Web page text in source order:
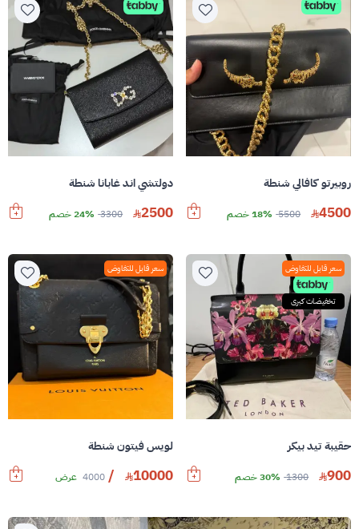
روبيرتو كافالي شنطة
4500
5500 18% خصم
دولتشي اند غابانا شنطة
2500
3300 24% خصم
سعر قابل للتفاوض
تخفيضات كبرى
حقيبة تيد بيكر
900
1300 30% خصم
سعر قابل للتفاوض
لويس فيتون شنطة
10000
/
4000 عرض